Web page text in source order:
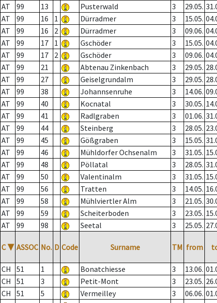
AT
99 13 Pusterwald 3 29.05.
AT
99 16 1 Dürradmer 3 15.05.
AT
99 16 2 Dürradmer 3 09.06.
AT
99 17 1 Gschöder 3 15.05.
AT
99 17 2 Gschöder 3 09.06.
AT
99 21 Abtenau Zinkenbach 3 29.05.
AT
99 27 Geiselgrundalm 3 29.05.
AT
99 38 Johannsenruhe 3 14.06.
AT
99 40 Kocnatal 3 30.05.
AT
99 41 Radlgraben 3 01.06.
AT
99 44 Steinberg 3 28.05.
AT
99 45 Gößgraben 3 15.05.
AT
99 46 Mühldorfer Ochsenalm 3 31.05.
AT
99 48 Pöllatal 3 28.05.
AT
99 50 Valentinalm 3 31.05.
AT
99 56 Tratten 3 14.05.
AT
99 58 Mühlviertler Alm 3 21.05.
AT
99 59 Scheiterboden 3 23.05.
AT
99 98 Seetal 3 25.05.
C ▼ ASSOC No. D Code Surname TM from
CH 51 1 Bonatchiesse 3 13.06.
CH
51 3 Petit-Mont 3 23.05.
CH
51 5 Vermeilley 3 06.06.